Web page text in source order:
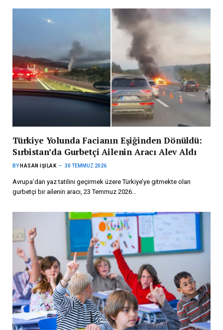
Türkiye Yolunda Facianın Eşiğinden Dönüldü:
Sırbistan’da Gurbetçi Ailenin Aracı Alev Aldı
BY HASAN IŞILAK 30 TEMMUZ 2026
Avrupa’dan yaz tatilini geçirmek üzere Türkiye’ye gitmekte olan
gurbetçi bir ailenin aracı, 23 Temmuz 2026…